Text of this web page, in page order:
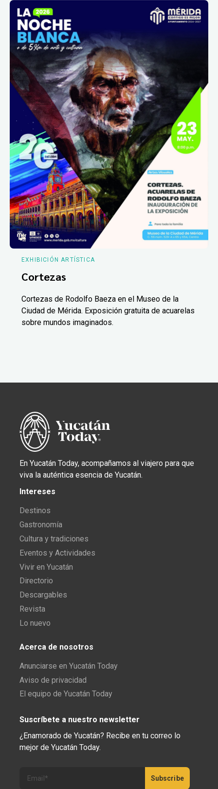
EXHIBICIÓN ARTÍSTICA
Cortezas
Cortezas de Rodolfo Baeza en el Museo de la
Ciudad de Mérida. Exposición gratuita de acuarelas
sobre mundos imaginados.
En Yucatán Today, acompañamos al viajero para que
viva la auténtica esencia de Yucatán.
Intereses
Destinos
Gastronomía
Cultura y tradiciones
Eventos y Actividades
Vivir en Yucatán
Directorio
Descargables
Revista
Lo nuevo
Acerca de nosotros
Anunciarse en Yucatán Today
Aviso de privacidad
El equipo de Yucatán Today
Suscríbete a nuestro newsletter
¿Enamorado de Yucatán? Recibe en tu correo lo
mejor de Yucatán Today.